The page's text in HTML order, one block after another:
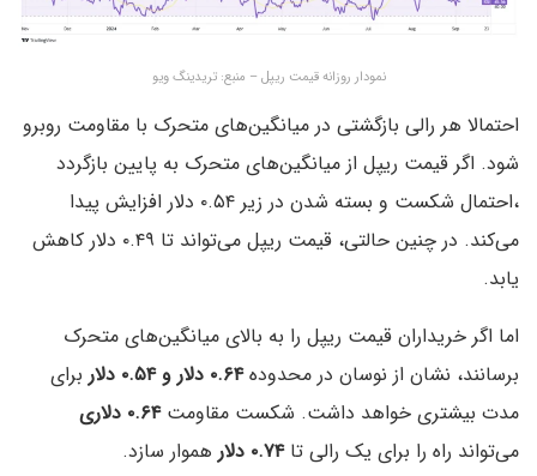
نمودار روزانه قیمت ریپل – منبع: تریدینگ ویو
احتمالا هر رالی بازگشتی در میانگین‌های متحرک با مقاومت روبرو
شود. اگر قیمت ریپل از میانگین‌های متحرک به پایین بازگردد
،احتمال شکست و بسته شدن در زیر ۰.۵۴ دلار افزایش پیدا
می‌کند. در چنین حالتی، قیمت ریپل می‌تواند تا ۰.۴۹ دلار کاهش
یابد.
اما اگر خریداران قیمت ریپل را به بالای میانگین‌های متحرک
برسانند، نشان از نوسان در محدوده۰.۶۴ دلار و ۰.۵۴ دلار
برای
مدت بیشتری خواهد داشت. شکست مقاومت۰.۶۴ دلاری
می‌تواند راه را برای یک رالی تا ۰.۷۴ دلار هموار سازد.